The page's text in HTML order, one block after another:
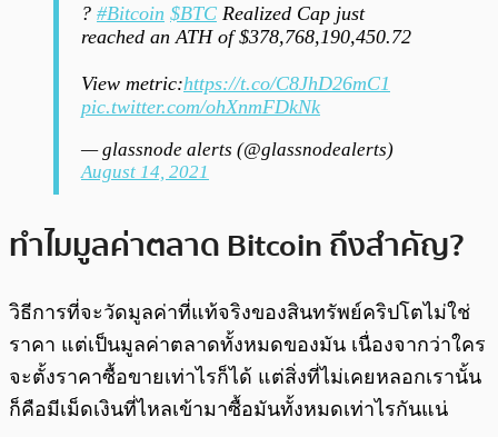
? #Bitcoin $BTC Realized Cap just
reached an ATH of $378,768,190,450.72
View metric:https://t.co/C8JhD26mC1
pic.twitter.com/ohXnmFDkNk
— glassnode alerts (@glassnodealerts)
August 14, 2021
ทำไมมูลค่าตลาด Bitcoin ถึงสำคัญ?
วิธีการที่จะวัดมูลค่าที่แท้จริงของสินทรัพย์คริปโตไม่ใช่
ราคา แต่เป็นมูลค่าตลาดทั้งหมดของมัน เนื่องจากว่าใคร
จะตั้งราคาซื้อขายเท่าไรก็ได้ แต่สิ่งที่ไม่เคยหลอกเรานั้น
ก็คือมีเม็ดเงินที่ไหลเข้ามาซื้อมันทั้งหมดเท่าไรกันแน่